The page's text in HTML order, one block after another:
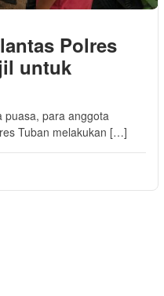
Polres
untuk
puasa, para anggota
Tuban melakukan […]